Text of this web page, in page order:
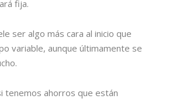
fija.
ser algo más cara al inicio que
variable, aunque últimamente se
tenemos ahorros que están